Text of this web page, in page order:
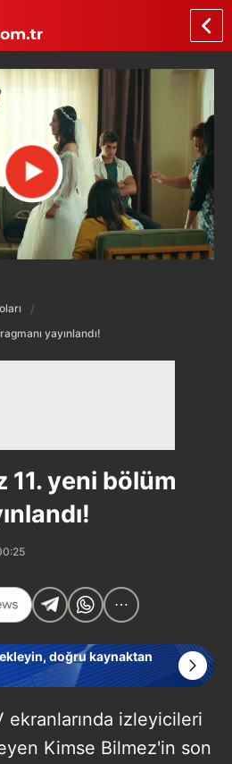
yayınlandı!
11. yeni bölüm
doğru kaynaktan
ekranlarında izleyicileri
Kimse Bilmez'in son